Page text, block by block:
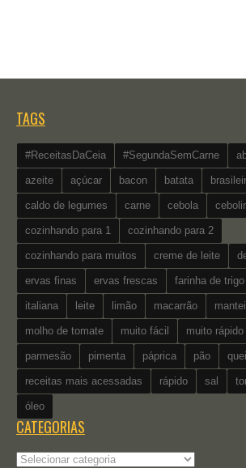
TAGS
#ReceitasDaCeia #SegundaSemCarne
azeite açúcar bacon batata
caldo de legumes carne cebola
cozinhando para 1 cozinhando para 2
cozinhando para muitos creme de leite
ervas finas ervas frescas farinha de trigo
italiana leite limão macarrão
molho de tomate muito fácil muito rápido
parmesão pimenta páprica pão
receitas mais acessadas rápido sal
óleo
CATEGORIAS
Categorias